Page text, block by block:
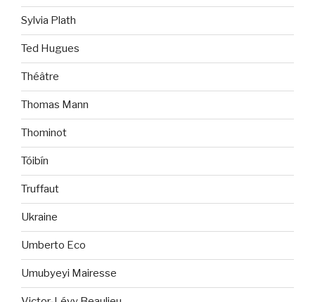
Sylvia Plath
Ted Hugues
Théâtre
Thomas Mann
Thominot
Tóibín
Truffaut
Ukraine
Umberto Eco
Umubyeyi Mairesse